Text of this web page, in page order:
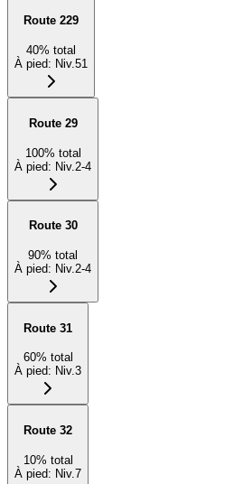
Route 229
40% total
À pied: Niv.51
Route 29
100% total
À pied: Niv.2-4
Route 30
90% total
À pied: Niv.2-4
Route 31
60% total
À pied: Niv.3
Route 32
10% total
À pied: Niv.7